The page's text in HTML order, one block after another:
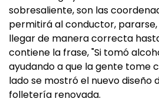
sobresaliente, son las
permitirá al conductor,
llegar de manera correcta
contiene la frase, "Si tomó
ayudando a que la gente tome
lado se mostró el nuevo diseño
folletería renovada.